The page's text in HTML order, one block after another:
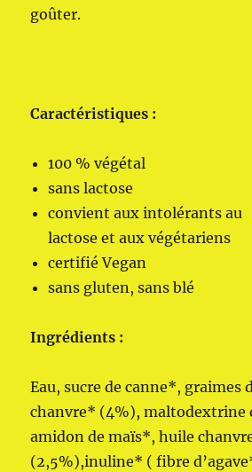
goûter.
Caractéristiques :
100 % végétal
sans lactose
convient aux intolérants au
lactose et aux végétariens
certifié Vegan
sans gluten, sans blé
Ingrédients :
Eau, sucre de canne*, graimes
chanvre* (4%), maltodextrine
amidon de maïs*, huile
(2,5%),inuline* ( fibre